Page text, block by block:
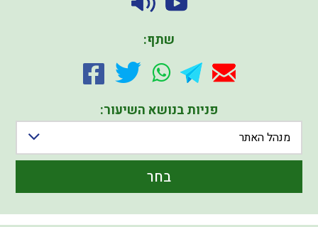
שתף:
פניות בנושא השיעור:
מנהל האתר
בחר